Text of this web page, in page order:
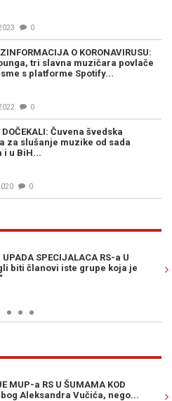
0
O KORONAVIRUSU:
tri slavna muzičara povlače
s platforme Spotify...
0
DOČEKALI: Čuvena švedska
za slušanje muzike od sada
i u BiH...
0
SPECIJALACA RS-a U
biti članovi iste grupe koja je
MUP-a RS U ŠUMAMA KOD
Aleksandra Vučića, nego...